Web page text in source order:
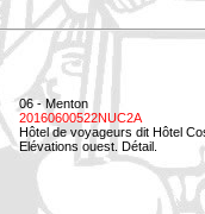
06 - Menton
20160600522NUC2A
Hôtel de voyageurs dit Hôtel
Elévations ouest. Détail.